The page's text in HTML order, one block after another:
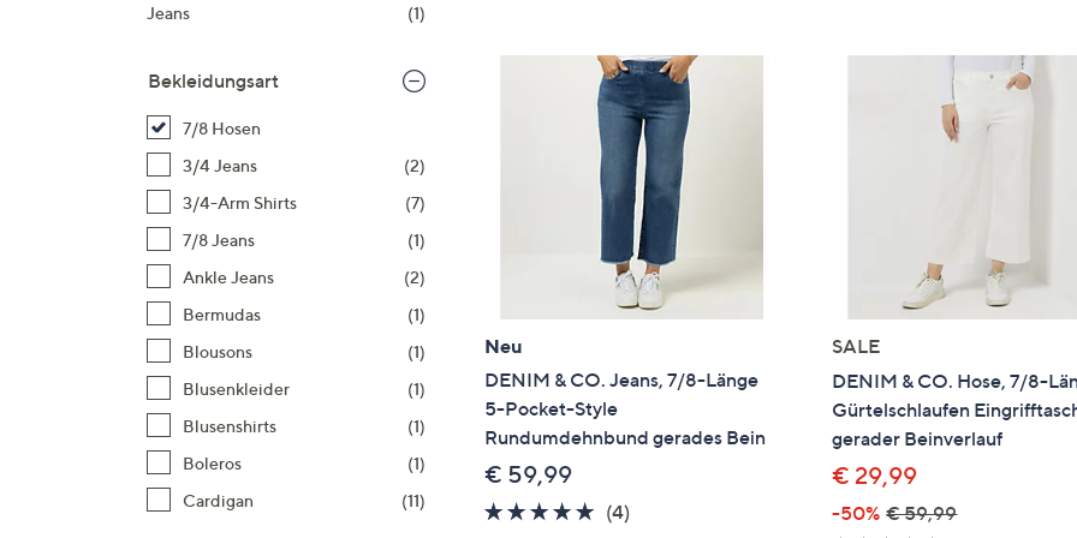
anzuzeigen.
Jeans
(1)
Bekleidungsart
7/8 Hosen
3/4 Jeans
(2)
3/4-Arm Shirts
(7)
7/8 Jeans
(1)
Ankle Jeans
(2)
Bermudas
(1)
Blousons
(1)
Blusenkleider
(1)
Blusenshirts
(1)
Boleros
(1)
Cardigan
(11)
Neu
DENIM & CO. Jeans, 7/8-Länge
5-Pocket-Style
Rundumdehnbund gerades Bein
€ 59,99
4.8
(4)4
SALE
DENIM & CO. Hose, 7/8-
Gürtelschlaufen
gerader Beinverlauf
€ 29,99
-50% € 59,99